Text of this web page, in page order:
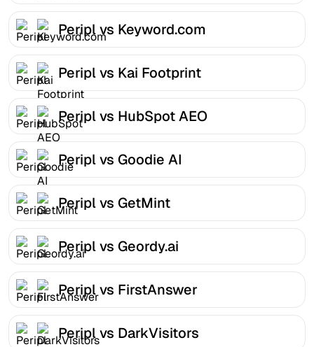
Peripl vs Keyword.com
Peripl vs Kai Footprint
Peripl vs HubSpot AEO
Peripl vs Goodie AI
Peripl vs GetMint
Peripl vs Geordy.ai
Peripl vs FirstAnswer
Peripl vs DarkVisitors